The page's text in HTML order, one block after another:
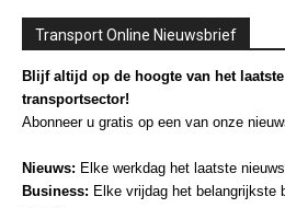
Transport Online Nieuwsbrief
Blijf altijd op de hoogte van het
transportsector!
Abonneer u gratis op een van onze
Nieuws: Elke werkdag het laatste nieuws
Business: Elke vrijdag het belangrijkste